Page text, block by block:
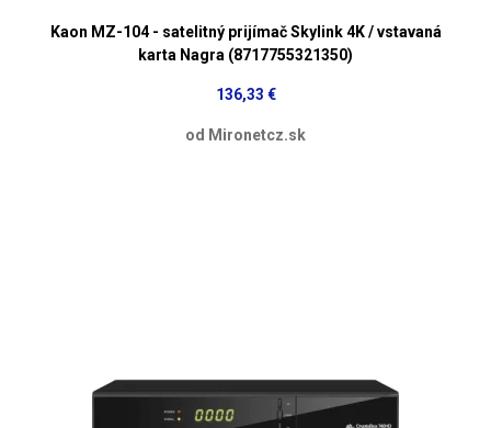
Kaon MZ-104 - satelitný prijímač Skylink 4K / vstavaná
karta Nagra (8717755321350)
136,33 €
od Mironetcz.sk